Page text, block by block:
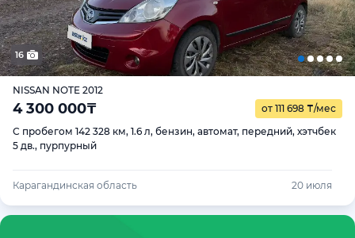
16
NISSAN NOTE 2012
4 300 000₸ от 111 698 ₸/мес
С пробегом 142 328 км, 1.6 л, бензин, автомат, передний, хэтчбек
5 дв., пурпурный
Карагандинская область 20 июля